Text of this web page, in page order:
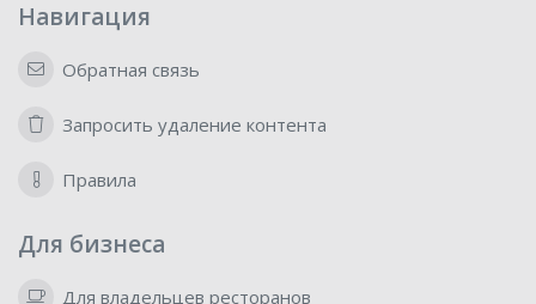
Навигация
Обратная связь
Запросить удаление контента
Правила
Для бизнеса
Для владельцев ресторанов